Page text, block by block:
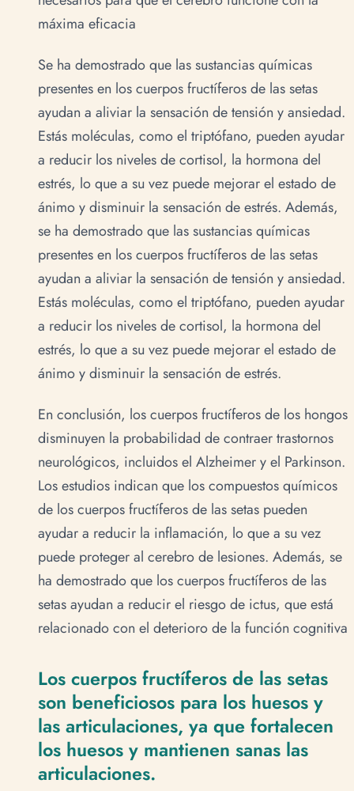
máxima eficacia
Se ha demostrado que las sustancias químicas
presentes en los cuerpos fructíferos de las setas
ayudan a aliviar la sensación de tensión y ansiedad.
Estás moléculas, como el triptófano, pueden ayudar
a reducir los niveles de cortisol, la hormona del
estrés, lo que a su vez puede mejorar el estado de
ánimo y disminuir la sensación de estrés. Además,
se ha demostrado que las sustancias químicas
presentes en los cuerpos fructíferos de las setas
ayudan a aliviar la sensación de tensión y ansiedad.
Estás moléculas, como el triptófano, pueden ayudar
a reducir los niveles de cortisol, la hormona del
estrés, lo que a su vez puede mejorar el estado de
ánimo y disminuir la sensación de estrés.
En conclusión, los cuerpos fructíferos de los hongos
disminuyen la probabilidad de contraer trastornos
neurológicos, incluidos el Alzheimer y el Parkinson.
Los estudios indican que los compuestos químicos
de los cuerpos fructíferos de las setas pueden
ayudar a reducir la inflamación, lo que a su vez
puede proteger al cerebro de lesiones. Además, se
ha demostrado que los cuerpos fructíferos de las
setas ayudan a reducir el riesgo de ictus, que está
relacionado con el deterioro de la función cognitiva
Los cuerpos fructíferos de las setas
son beneficiosos para los huesos y
las articulaciones, ya que fortalecen
los huesos y mantienen sanas las
articulaciones.